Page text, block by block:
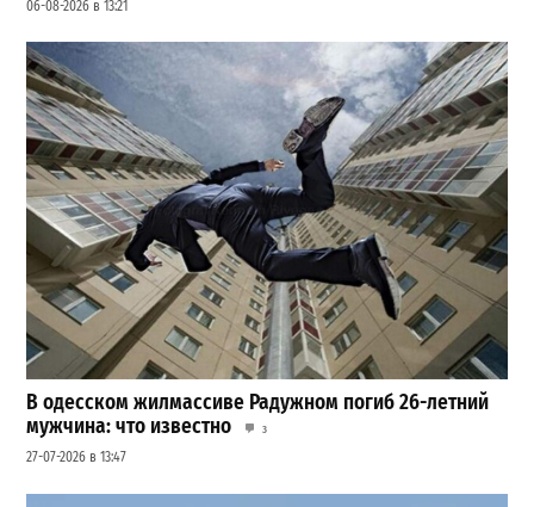
06-08-2026 в 13:21
В одесском жилмассиве Радужном погиб 26-летний
мужчина: что известно
3
27-07-2026 в 13:47